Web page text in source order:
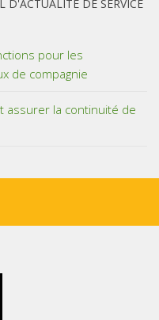
D'ACTUALITÉ DE SERVICE
pour les
de compagnie
assurer la continuité de